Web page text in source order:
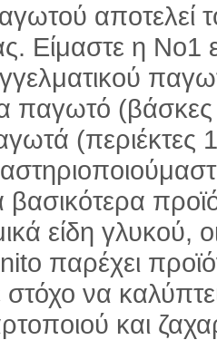
αποτελεί
Είμαστε η Νο1
παγωτό
είδη γλυκού,
παρέχει
να
και